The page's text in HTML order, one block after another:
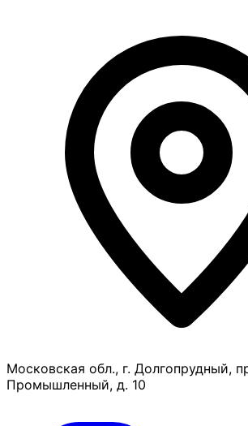
Московская обл., г. Долгопрудный,
Промышленный, д. 10